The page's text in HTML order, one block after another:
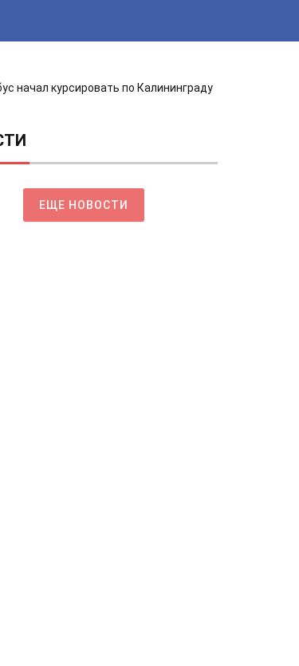
начал курсировать по Калининграду
ЕЩЕ НОВОСТИ